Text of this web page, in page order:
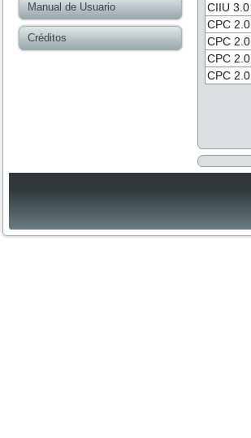
Manual de Usuario
Créditos
CIIU 3.0
CPC 2.0
CPC 2.0
CPC 2.0
CPC 2.0